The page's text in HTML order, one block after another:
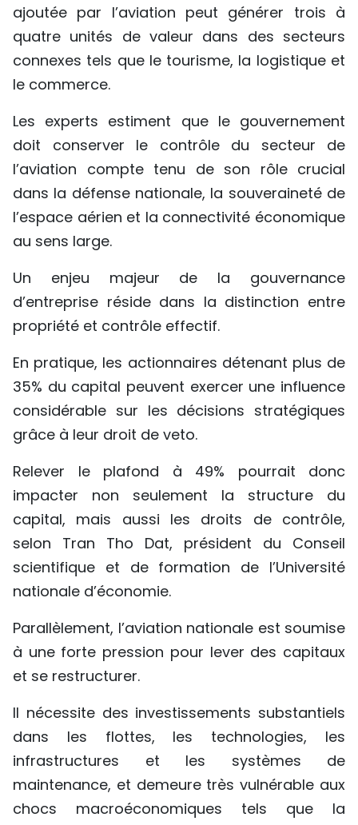
ajoutée par l’aviation peut générer trois à
quatre unités de valeur dans des secteurs
connexes tels que le tourisme, la logistique et
le commerce.
Les experts estiment que le gouvernement
doit conserver le contrôle du secteur de
l’aviation compte tenu de son rôle crucial
dans la défense nationale, la souveraineté de
l’espace aérien et la connectivité économique
au sens large.
Un enjeu majeur de la gouvernance
d’entreprise réside dans la distinction entre
propriété et contrôle effectif.
En pratique, les actionnaires détenant plus de
35% du capital peuvent exercer une influence
considérable sur les décisions stratégiques
grâce à leur droit de veto.
Relever le plafond à 49% pourrait donc
impacter non seulement la structure du
capital, mais aussi les droits de contrôle,
selon Tran Tho Dat, président du Conseil
scientifique et de formation de l’Université
nationale d’économie.
Parallèlement, l’aviation nationale est soumise
à une forte pression pour lever des capitaux
et se restructurer.
Il nécessite des investissements substantiels
dans les flottes, les technologies, les
infrastructures et les systèmes de
maintenance, et demeure très vulnérable aux
chocs macroéconomiques tels que la